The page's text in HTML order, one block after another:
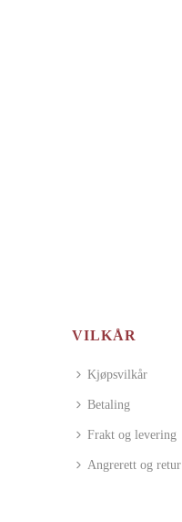
VILKÅR
Kjøpsvilkår
Betaling
Frakt og levering
Angrerett og retur